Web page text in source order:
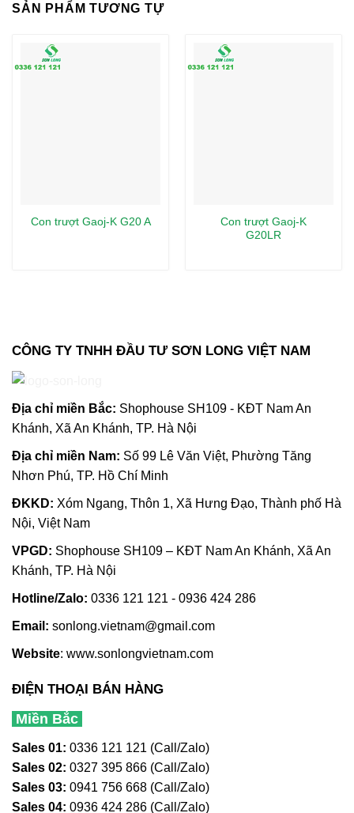
SẢN PHẨM TƯƠNG TỰ
Con trượt Gaoj-K G20 A
Con trượt Gaoj-K
G20LR
CÔNG TY TNHH ĐẦU TƯ SƠN LONG VIỆT NAM
Địa chỉ miền Bắc: Shophouse SH109 - KĐT Nam An
Khánh, Xã An Khánh, TP. Hà Nội
Địa chỉ miền Nam: Số 99 Lê Văn Việt, Phường Tăng
Nhơn Phú, TP. Hồ Chí Minh
ĐKKD: Xóm Ngang, Thôn 1, Xã Hưng Đạo, Thành phố Hà
Nội, Việt Nam
VPGD: Shophouse SH109 – KĐT Nam An Khánh, Xã An
Khánh, TP. Hà Nội
Hotline/Zalo: 0336 121 121 - 0936 424 286
Email: sonlong.vietnam@gmail.com
Website: www.sonlongvietnam.com
ĐIỆN THOẠI BÁN HÀNG
Miền Bắc
Sales 01: 0336 121 121 (Call/Zalo)
Sales 02: 0327 395 866 (Call/Zalo)
Sales 03: 0941 756 668 (Call/Zalo)
Sales 04: 0936 424 286 (Call/Zalo)